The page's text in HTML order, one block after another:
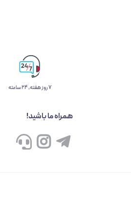
۷ روز ﻫﻔﺘﻪ، ۲۴ ﺳﺎﻋﺘﻪ
همراه ما باشید!